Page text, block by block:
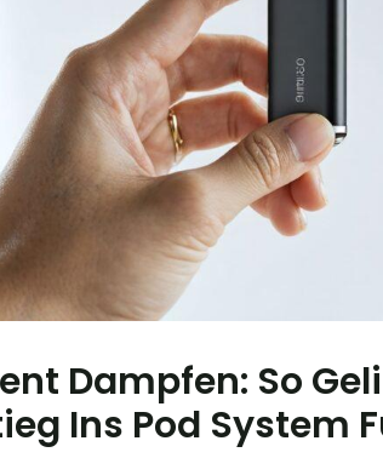
Dampfen: So
Ins Pod System